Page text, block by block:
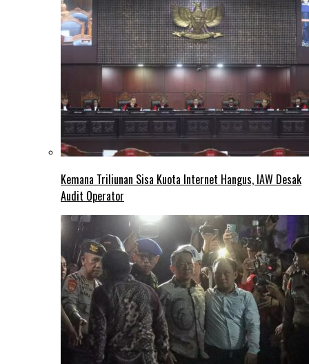
Kemana Triliunan Sisa Kuota Internet Hangus, IAW Desak
Audit Operator